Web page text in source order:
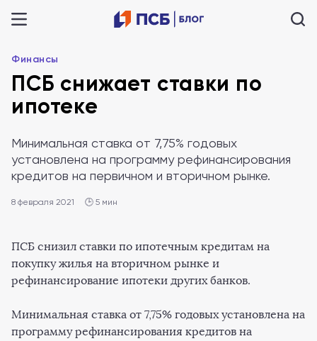
Финансы
ПСБ снижает ставки по
ипотеке
Минимальная ставка от 7,75% годовых
установлена на программу рефинансирования
кредитов на первичном и вторичном рынке.
8 февраля 2021 🕒 5 мин
ПСБ снизил ставки по ипотечным кредитам на
покупку жилья на вторичном рынке и
рефинансирование ипотеки других банков.
Минимальная ставка от 7,75% годовых установлена на
программу рефинансирования кредитов на